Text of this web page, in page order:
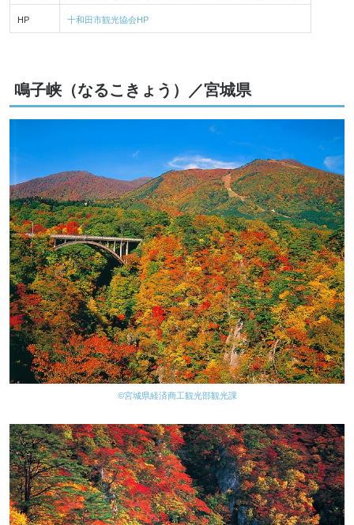
HP 十和田市観光協会HP
鳴子峡（なるこきょう）／宮城県
©宮城県経済商工観光部観光課